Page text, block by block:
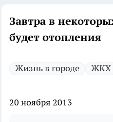
Завтра в
будет отопления
Жизнь в городе ЖКХ
20 ноября 2013